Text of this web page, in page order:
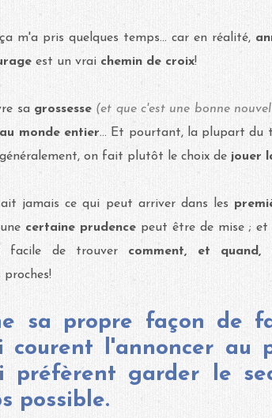
m'a pris quelques temps... car en réalité,
est un vrai chemin de croix!
sa grossesse (et que c'est une bonne
monde entier... Et pourtant, la plupart du
on fait plutôt le choix de jouer
jamais ce qui peut arriver dans les
certaine prudence peut être de mise ;
facile de trouver comment, et quand,
proches!
sa propre façon de
courent l'annoncer au
préfèrent garder le
possible.